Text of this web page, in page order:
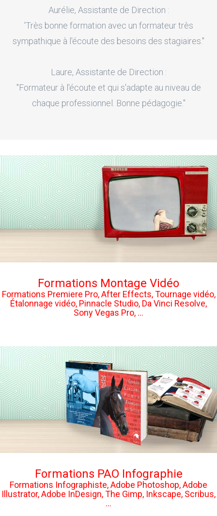
Aurélie, Assistante de Direction :
'Très bonne formation avec un formateur très
sympathique à l'écoute des besoins des stagiaires."
Laure, Assistante de Direction :
"Formateur à l'écoute et qui s'adapte au niveau de
chaque professionnel. Bonne pédagogie."
Formations Montage Vidéo
Formations Premiere Pro, After Effects, Tournage vidéo,
Étalonnage vidéo, Pinnacle Studio, Da Vinci Resolve,
Sony Vegas Pro, ...
Formations PAO Infographie
Formations Infographiste, Adobe Photoshop, Adobe
Illustrator, Adobe InDesign, The Gimp, Inkscape, Scribus,
...